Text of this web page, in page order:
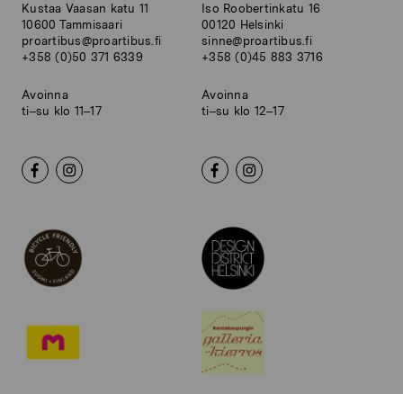
Kustaa Vaasan katu 11
10600 Tammisaari
proartibus@proartibus.fi
+358 (0)50 371 6339
Avoinna
ti–su klo 11–17
Iso Roobertinkatu 16
00120 Helsinki
sinne@proartibus.fi
+358 (0)45 883 3716
Avoinna
ti–su klo 12–17